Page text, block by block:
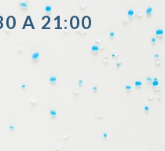
A 21:00